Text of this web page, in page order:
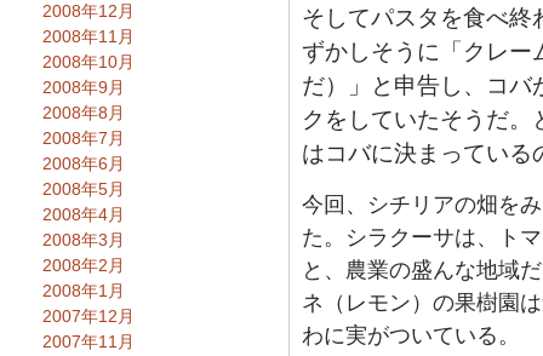
そしてパスタを食べ終
ずかしそうに「クレ
だ）」と申告し、コバ
クをしていたそうだ
はコバに決まっている
今回、シチリアの畑を
た。シラクーサは、ト
と、農業の盛んな地域
ネ（レモン）の果樹園
わに実がついている。
2008年12月
2008年11月
2008年10月
2008年9月
2008年8月
2008年7月
2008年6月
2008年5月
2008年4月
2008年3月
2008年2月
2008年1月
2007年12月
2007年11月